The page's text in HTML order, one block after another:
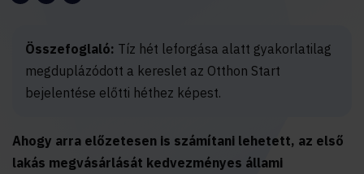
Összefoglaló: Tíz hét leforgása alatt gyakorlatilag
megduplázódott a kereslet az Otthon Start
bejelentése előtti héthez képest.
Ahogy arra előzetesen is számítani lehetett, az első
lakás megvásárlását kedvezményes állami